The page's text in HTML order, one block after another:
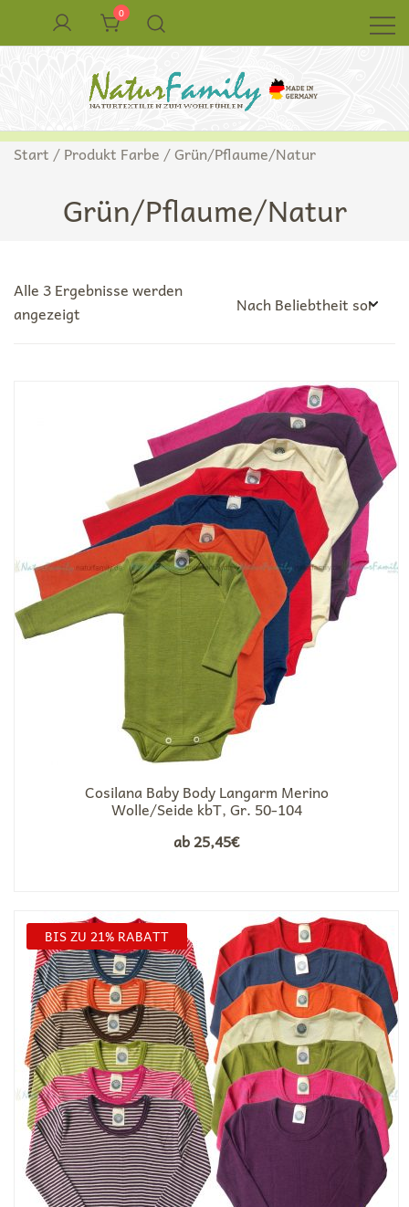
0
NaturFamily Shop – Naturtextilien für
Babys, Kinder und ganze Familie
Naturkleidung aus Wolle und Seide
Start / Produkt Farbe / Grün/Pflaume/Natur
Grün/Pflaume/Natur
Alle 3 Ergebnisse werden
angezeigt
Cosilana Baby Body Langarm Merino
Wolle/Seide kbT, Gr. 50-104
ab25,45€
BIS ZU 21% RABATT